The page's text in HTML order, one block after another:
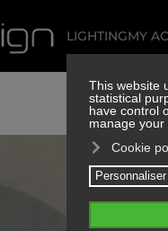
LIGHTINGMY